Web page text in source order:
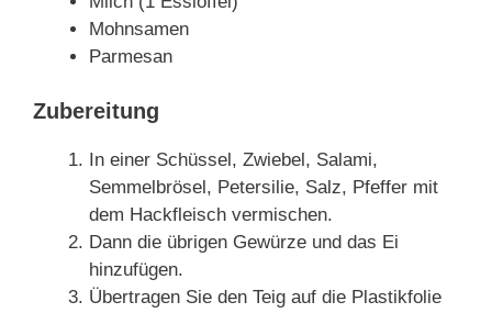
Mohnsamen
Parmesan
Zubereitung
In einer Schüssel, Zwiebel, Salami,
Semmelbrösel, Petersilie, Salz, Pfeffer mit
dem Hackfleisch vermischen.
Dann die übrigen Gewürze und das Ei
hinzufügen.
Übertragen Sie den Teig auf die Plastikfolie